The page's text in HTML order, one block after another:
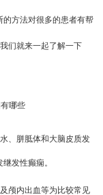
方法对很多的患者有帮
们就来一起了解一下
、胼胝体和大脑皮质发
发性癫痫。
颅内出血等为比较常见